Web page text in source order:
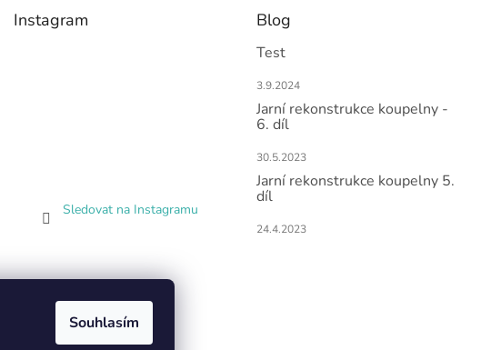
Souhlasím
Instagram
Sledovat na Instagramu
Blog
Test
3.9.2024
Jarní rekonstrukce koupelny -
6. díl
30.5.2023
Jarní rekonstrukce koupelny 5.
díl
24.4.2023